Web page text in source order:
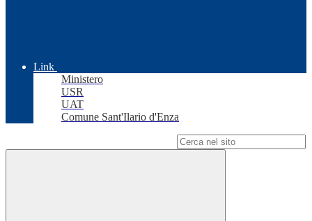
Link
Ministero
USR
UAT
Comune Sant'Ilario d'Enza